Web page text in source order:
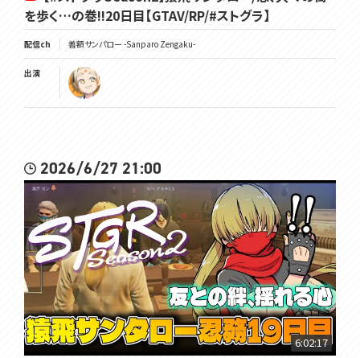
を歩く…の巻!!20日目【GTAV/RP/#ストグラ】
配信ch 善額サンパロー -Sanparo Zengaku-
出演
2026/6/27 21:00
6:02:17